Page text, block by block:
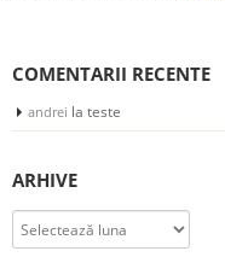
COMENTARII RECENTE
andrei la teste
ARHIVE
Arhive